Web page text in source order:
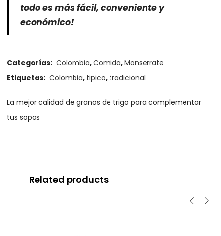
todo es más fácil, conveniente y
económico!
Categorías: Colombia,Comida,Monserrate
Etiquetas: Colombia, tipico, tradicional
La mejor calidad de granos de trigo para complementar
tus sopas
Related products